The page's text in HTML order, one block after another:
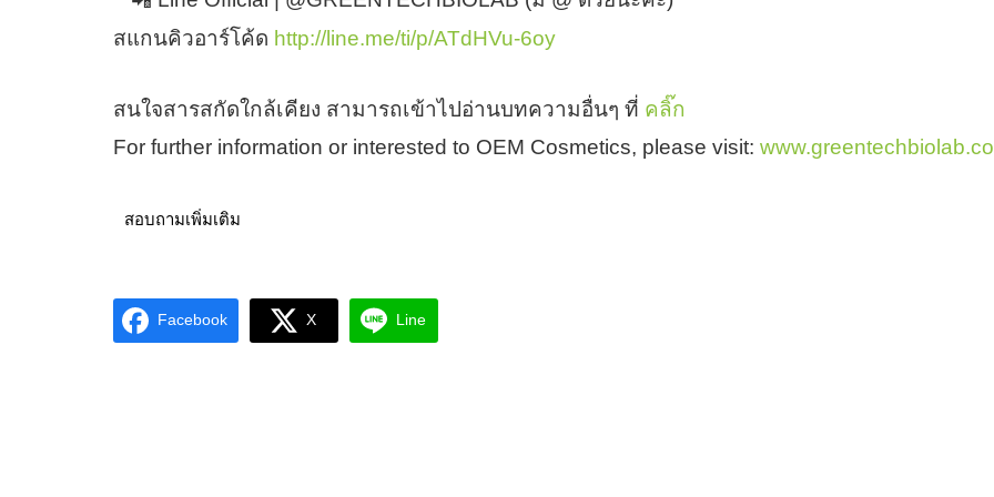
สแกนคิวอาร์โค้ด http://line.me/ti/p/ATdHVu-6oy
สนใจสารสกัดใกล้เคียง สามารถเข้าไปอ่านบทความอื่นๆ ที่ คลิ๊ก
For further information or interested to OEM Cosmetics, please visit:
สอบถามเพิ่มเติม
Facebook X Line